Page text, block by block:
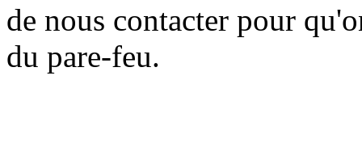
de nous contacter pour
du pare-feu.